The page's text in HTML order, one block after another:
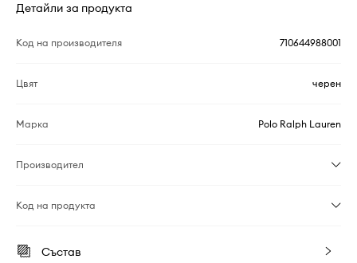
Детайли за продукта
Код на производителя 710644988001
Цвят черен
Марка Polo Ralph Lauren
Производител
Код на продукта
Състав